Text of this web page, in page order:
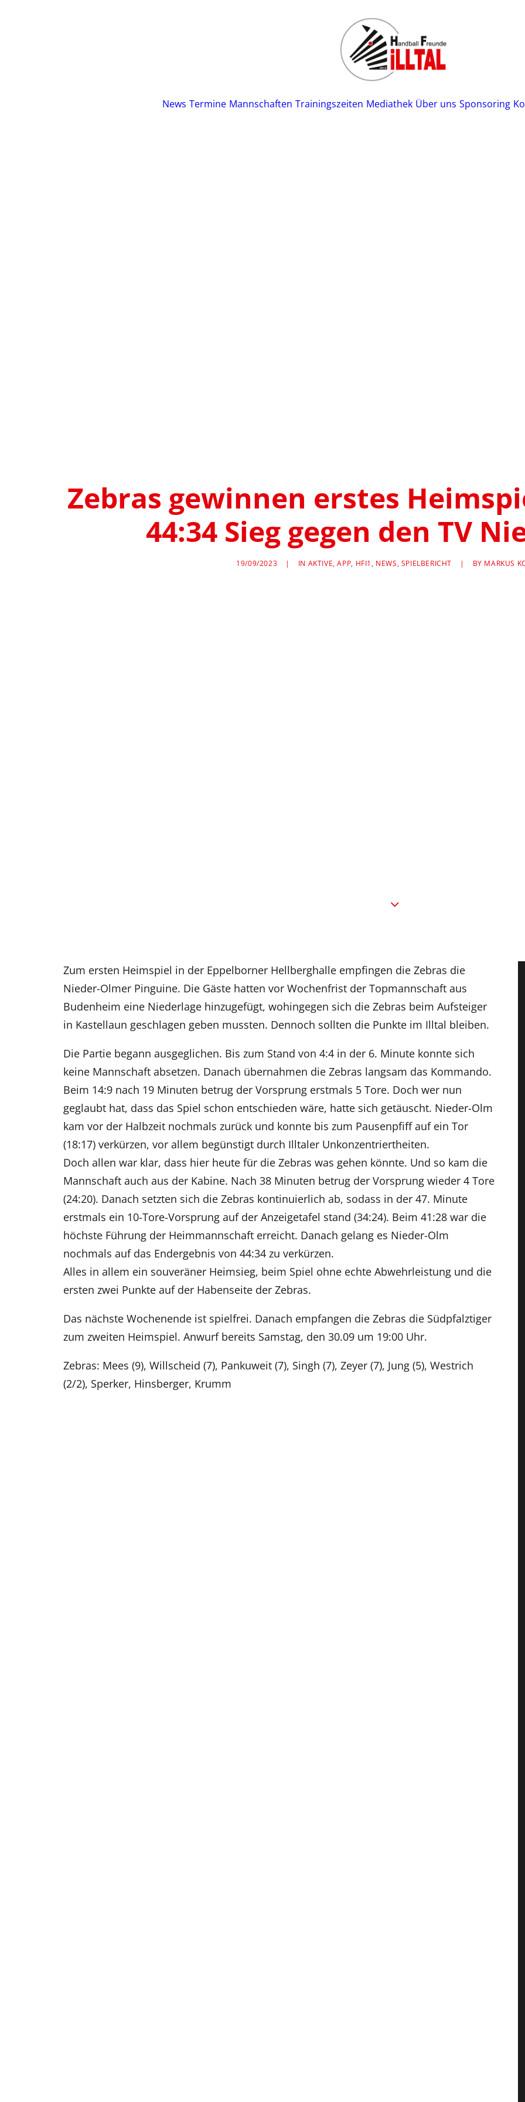
News Termine Mannschaften Trainingszeiten Mediathek Über uns Sponsoring
Zebras gewinnen erstes
44:34 Sieg gegen den TV
19/09/2023 | IN AKTIVE,APP, HFI1 , NEWS, SPIELBERICHT | BY MARKUS
Zum ersten Heimspiel in der Eppelborner Hellberghalle empfingen die Zebras die
Nieder-Olmer Pinguine. Die Gäste hatten vor Wochenfrist der Topmannschaft aus
Budenheim eine Niederlage hinzugefügt, wohingegen sich die Zebras beim Aufsteiger
in Kastellaun geschlagen geben mussten. Dennoch sollten die Punkte im Illtal bleiben.
Die Partie begann ausgeglichen. Bis zum Stand von 4:4 in der 6. Minute konnte sich
keine Mannschaft absetzen. Danach übernahmen die Zebras langsam das Kommando.
Beim 14:9 nach 19 Minuten betrug der Vorsprung erstmals 5 Tore. Doch wer nun
geglaubt hat, dass das Spiel schon entschieden wäre, hatte sich getäuscht. Nieder-Olm
kam vor der Halbzeit nochmals zurück und konnte bis zum Pausenpfiff auf ein Tor
(18:17) verkürzen, vor allem begünstigt durch Illtaler Unkonzentriertheiten.
Doch allen war klar, dass hier heute für die Zebras was gehen könnte. Und so kam die
Mannschaft auch aus der Kabine. Nach 38 Minuten betrug der Vorsprung wieder 4 Tore
(24:20). Danach setzten sich die Zebras kontinuierlich ab, sodass in der 47. Minute
erstmals ein 10-Tore-Vorsprung auf der Anzeigetafel stand (34:24). Beim 41:28 war die
höchste Führung der Heimmannschaft erreicht. Danach gelang es Nieder-Olm
nochmals auf das Endergebnis von 44:34 zu verkürzen.
Alles in allem ein souveräner Heimsieg, beim Spiel ohne echte Abwehrleistung und die
ersten zwei Punkte auf der Habenseite der Zebras.
Das nächste Wochenende ist spielfrei. Danach empfangen die Zebras die Südpfalztiger
zum zweiten Heimspiel. Anwurf bereits Samstag, den 30.09 um 19:00 Uhr.
Zebras: Mees (9), Willscheid (7), Pankuweit (7), Singh (7), Zeyer (7), Jung (5), Westrich
(2/2), Sperker, Hinsberger, Krumm